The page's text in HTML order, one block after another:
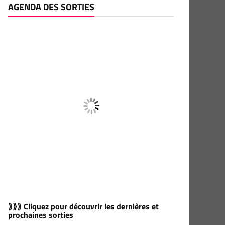
AGENDA DES SORTIES
⟫⟫⟫ Cliquez pour découvrir les dernières et
prochaines sorties